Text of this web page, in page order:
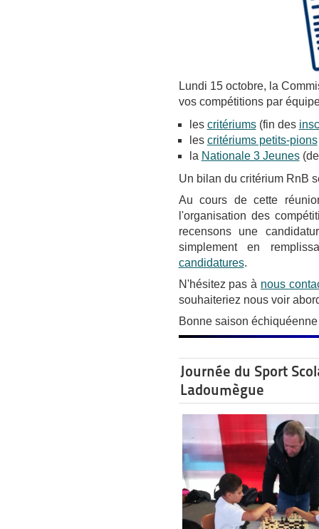
Lundi 15 octobre, la
vos compétitions par
les critériums(fin des
les critériums petits-pions
la Nationale 3 Jeunes
Un bilan du critérium RnB
Au cours de cette
l'organisation des
recensons une
simplement en
candidatures.
N'hésitez pas à nous
souhaiteriez nous voir
Bonne saison échiquéenne
Journée du Sport
Ladoumègue